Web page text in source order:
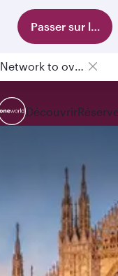
Passer sur
Qatar Airways Expands Global Network to over 160 Destinations
Découvrir